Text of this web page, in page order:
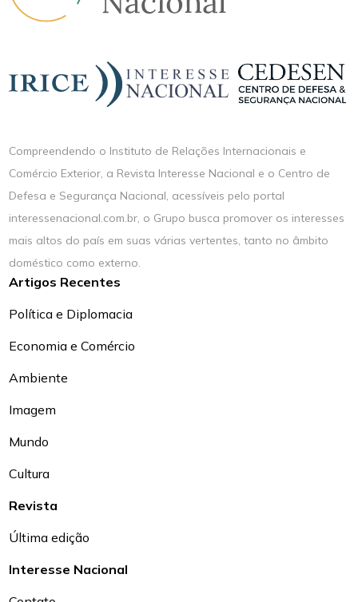
Compreendendo o Instituto de Relações Internacionais e
Comércio Exterior, a Revista Interesse Nacional e o Centro de
Defesa e Segurança Nacional, acessíveis pelo portal
interessenacional.com.br, o Grupo busca promover os interesses
mais altos do país em suas várias vertentes, tanto no âmbito
doméstico como externo.
Artigos Recentes
Política e Diplomacia
Economia e Comércio
Ambiente
Imagem
Mundo
Cultura
Revista
Última edição
Interesse Nacional